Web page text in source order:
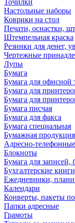
Точилки
Настольные наборы
Коврики на стол
Печати, оснастки,
Штемпельная краска
Резинки для денег,
Чертежные
Лупы
Бумага
Бумага для офисной
Бумага для
Бумага для
Бумага писчая
Бумага для факса
Бумага специальная
Бумажная
Адресно-
Блокноты
Бумага для записей,
Бухгалтерские
Ежедневники,
Календари
Конверты, пакеты
Папки адресные
Грамоты